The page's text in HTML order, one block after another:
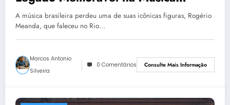
Brasileira
A música brasileira perdeu uma de suas icônicas figuras, Rogério
Meanda, que faleceu no Rio…
Marcos Antonio
Silveira
0 Comentários Consulte Mais Informação